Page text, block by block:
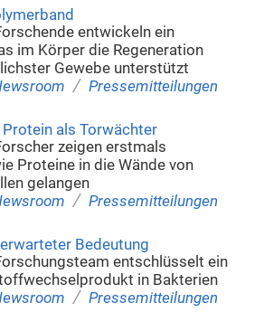
entwickeln ein
im Körper die Regeneration
Gewebe unterstützt
/ Pressemitteilungen
als Torwächter
zeigen erstmals
Proteine in die Wände von
gelangen
/ Pressemitteilungen
Bedeutung
entschlüsselt ein
in Bakterien
/ Pressemitteilungen